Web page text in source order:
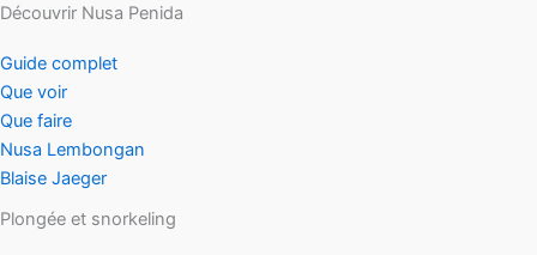
Découvrir Nusa Penida
Guide complet
Que voir
Que faire
Nusa Lembongan
Blaise Jaeger
Plongée et snorkeling